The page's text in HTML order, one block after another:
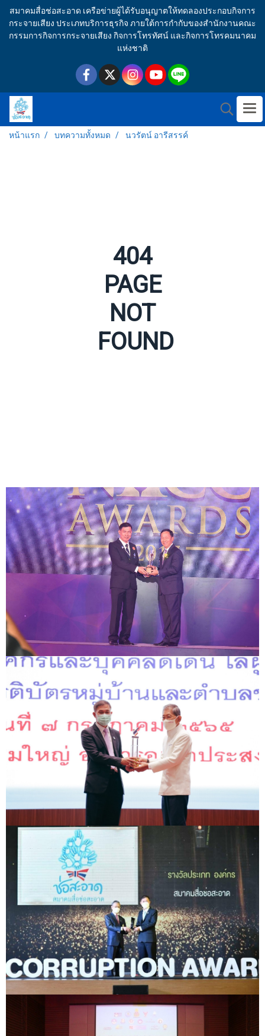
สมาคมสื่อช่อสะอาด เครือข่ายผู้ได้รับอนุญาตให้ทดลองประกอบกิจการ
กระจายเสียง ประเภทบริการธุรกิจ ภายใต้การกำกับของสำนักงานคณะ
กรรมการกิจการกระจายเสียง กิจการโทรทัศน์ และกิจการโทรคมนาคม
แห่งชาติ
หน้าแรก บทความทั้งหมด นวรัตน์ อารีสรรค์
404
PAGE
NOT
FOUND